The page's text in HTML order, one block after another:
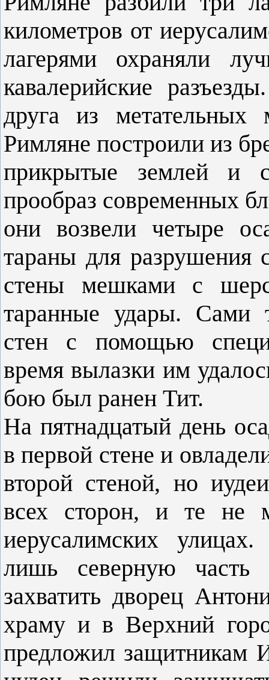
километров от
лагерями охраняли
кавалерийские
друга из
Римляне построили из
прикрытые землей и
прообраз современных
они возвели четыре
тараны для разрушения
стены мешками с
таранные удары. Сами
стен с помощью
время вылазки им
бою был ранен Тит.
На пятнадцатый день
в первой стене и
второй стеной, но
всех сторон, и те не
иерусалимских
лишь северную
захватить дворец
храму и в Верхний
предложил защитникам